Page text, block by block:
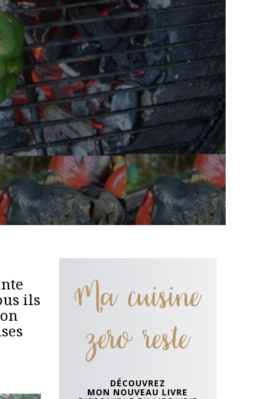
ils Ma cuisine
zero reste
DÉCOUVREZ
MON NOUVEAU LIVRE